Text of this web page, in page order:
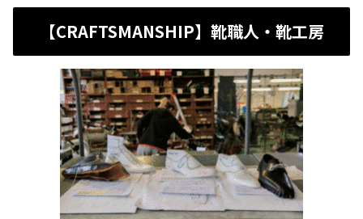
【CRAFTSMANSHIP】靴職人・靴工房